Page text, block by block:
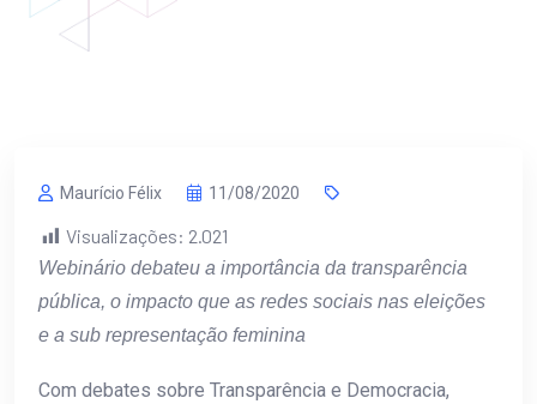
Maurício Félix 11/08/2020
Visualizações: 2.021
Webinário debateu a importância da transparência
pública, o impacto que as redes sociais nas eleições
e a sub representação feminina
Com debates sobre Transparência e Democracia,